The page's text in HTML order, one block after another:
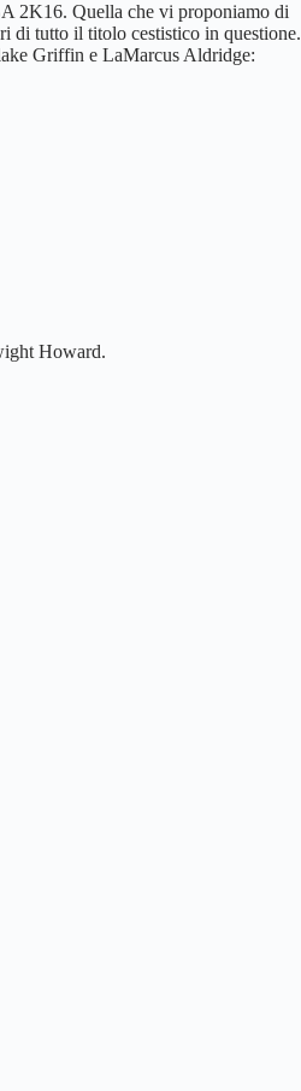
2K16. Quella che vi proponiamo di
di tutto il titolo cestistico in questione.
Griffin e LaMarcus Aldridge:
Howard.